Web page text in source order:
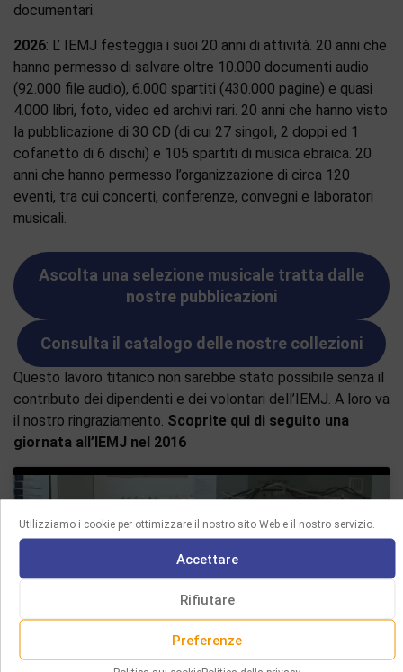
Utilizziamo i cookie per ottimizzare il nostro sito Web e il nostro servizio.
Accettare
Rifiutare
Preferenze
documentari.
2026: L’ IEMJ festeggia i suoi 20 anni di attività. 20 anni che
hanno permesso di salvare oltre 10.000 documenti audio
(92.000 file audio), 6.000 spartiti (430.000 pagine) e quasi
4.000 libri, foto, video ed archivi rari. 20 anni che hanno visto
la pubblicazione di 30 CD (di cui 27 singoli, 2 doppi ed 1
cofanetto di 6 dischi) e 105 spartiti di musica ebraica. 20
anni che hanno permesso l’organizzazione di circa 120
eventi, tra cui concerti, conferenze, convegni e laboratori
musicali.
Ascolta una selezione musicale tratta dalle
nostre pubblicazioni
Consulta il catalogo delle nostre collezioni
Questo lavoro titanico non sarebbe stato possibile senza il
contributo dei dipendenti e dei volontari dell’IEMJ. A loro va
il nostro ringraziamento. Scoprite qui di seguito una
giornata all’IEMJ nel 2016
Fai clic per accettare i cookie marketing e
abilitare questo contenuto